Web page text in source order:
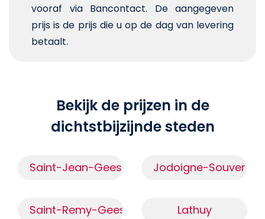
vooraf via Bancontact. De aangegeven
prijs is de prijs die u op de dag van levering
betaalt.
Bekijk de prijzen in de
dichtstbijzijnde steden
Saint-Jean-Geest Jodoigne-
Saint-Remy-Geest Lathuy